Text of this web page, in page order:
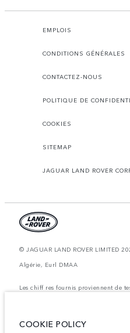
EMPLOIS
CONDITIONS GÉNÉRALES
CONTACTEZ-NOUS
POLITIQUE DE
COOKIES
SITEMAP
JAGUAR LAND ROVER
© JAGUAR LAND ROVER LIMITED
Algérie, Eurl DMAA
Les chiff res fournis proviennent de
configurateur peuvent varier d'un
COOKIE POLICY